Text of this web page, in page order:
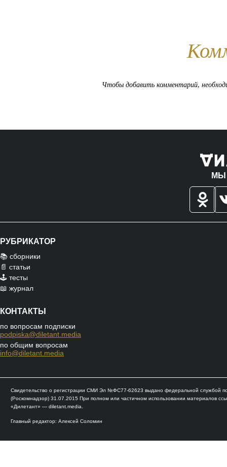
Чтобы добавить комментарий,
МЫ
РУБРИКАТОР
📚 сборники
📄 статьи
🕹️ тесты
📖 журнал
КОНТАКТЫ
по вопросам подписки
podpiska@diletant.media
по общим вопросам
info@diletant.media
Свидетельство о регистрации СМИ Эл №ФС77-62623 выдано федеральной службой
(Роскомнадзор) 31.07.2015 При полном или частичном использовании материалов
«Дилетант» — diletant.media.
Главный редактор: Алексей Соломин